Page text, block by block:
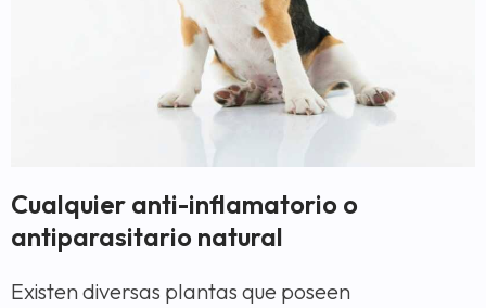
Cualquier anti-inflamatorio o
antiparasitario natural
Existen diversas plantas que poseen